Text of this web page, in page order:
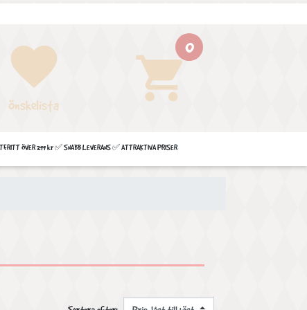
favorite
Önskelista shopping_cart
0
ÖVER 299 kr ✅ SNABB LEVERANS ✅ ATTRAKTIVA PRISER